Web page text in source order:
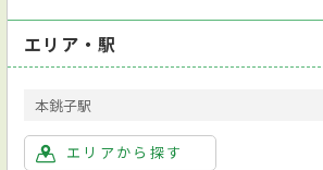
エリア・駅
本銚子駅
エリアから探す